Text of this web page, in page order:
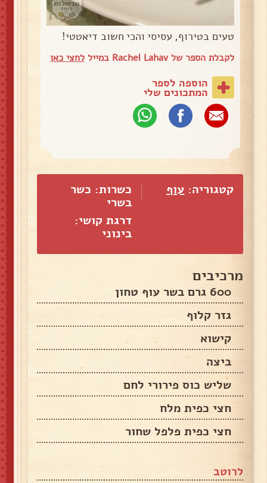
טעים בטירוף, עסיסי והכי חשוב דיאטטי!
לקבלת הספר של Rachel Lahav במייל לחצי כאן
הוספה לספר
המתכונים שלי
קטגוריה: עוף
כשרות: כשר
בשרי
דרגת קושי:
בינוני
מרכיבים
600 גרם בשר עוף טחון
גזר קלוף
קישוא
ביצה
שליש כוס פירורי לחם
חצי כפית מלח
חצי כפית פלפל שחור
לרוטב